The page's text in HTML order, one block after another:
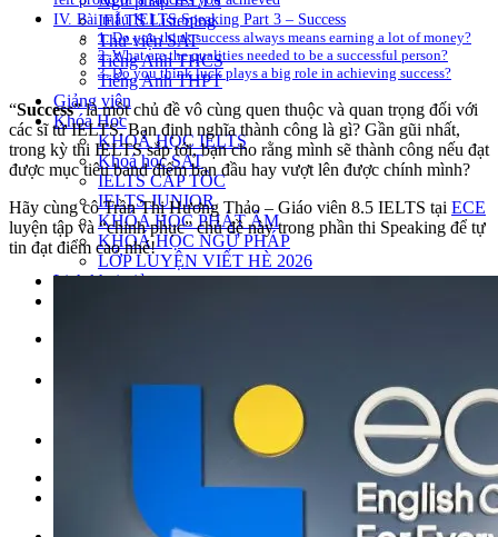
IELTS Listening
Thư viện SAT
Tiếng Anh THCS
Tiếng Anh THPT
Giảng viên
Khóa Học
KHOÁ HỌC IELTS
Khoá học SAT
IELTS CẤP TỐC
IELTS JUNIOR
KHÓA HỌC PHÁT ÂM
KHOÁ HỌC NGỮ PHÁP
LỚP LUYỆN VIẾT HÈ 2026
Lịch khai giảng
Tìm kiếm:
Chưa có khóa học yêu thích.
Đặt lịch / Tư vấn
IV. Bài mẫu IELTS Speaking Part 3 – Success
1. Do you think success always means earning a lot of money?
2. What are the qualities needed to be a successful person?
3. Do you think luck plays a big role in achieving success?
“Success” là một chủ đề vô cùng quen thuộc và quan trọng đối với
các sĩ tử IELTS. Bạn định nghĩa thành công là gì? Gần gũi nhất,
trong kỳ thi IELTS sắp tới, bạn cho rằng mình sẽ thành công nếu đạt
được mục tiêu band điểm ban đầu hay vượt lên được chính mình?
Hãy cùng cô Trần Thị Hương Thảo – Giáo viên 8.5 IELTS tại ECE
luyện tập và “chinh phục” chủ đề này trong phần thi Speaking để tự
tin đạt điểm cao nhé!